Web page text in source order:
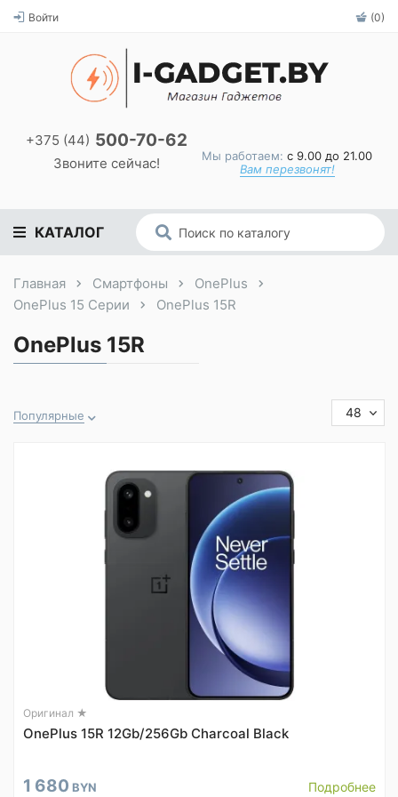
Войти (0)
+375 (44) 500-70-62
Звоните сейчас! Мы работаем: с 9.00 до 21.00
Вам перезвонят!
КАТАЛОГ
Главная Смартфоны
OnePlus
OnePlus 15 Серии
OnePlus 15R
OnePlus 15R
Популярные 48
Оригинал ★
OnePlus 15R 12Gb/256Gb Charcoal Black
1 680 BYN Подробнее